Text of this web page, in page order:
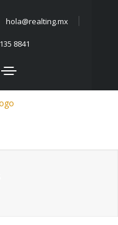
hola@realting.mx
8841